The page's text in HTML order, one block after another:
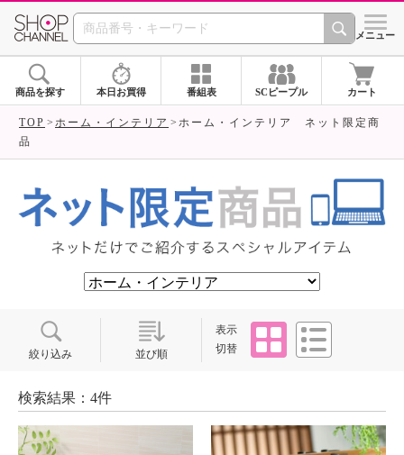
SHOP CHANNEL ショッ
メニュー
商品を探す 本日お買得 番組表 SCピープル カート
TOP ホーム・インテリア
ホーム・インテリア ネット限定商
品
絞り込み 並び順
表示
切替
タイル
検索結果：4件